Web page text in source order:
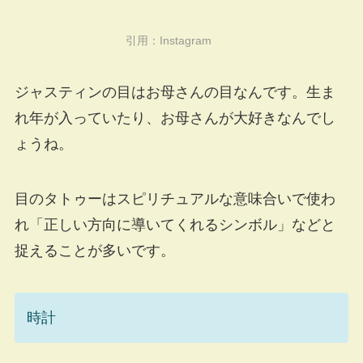
引用： Instagram
ジャスティンの目はお母さんの目なんです。生ま
れ年が入っていたり、お母さんが大好きなんでし
ょうね。
目のタトゥーはスピリチュアルな意味合いで使わ
れ「正しい方向に導いてくれるシンボル」などと
捉えることが多いです。
時計